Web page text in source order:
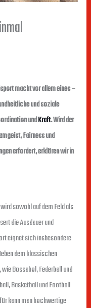
macht vor allem eines –
und soziale
undKraft. Wird der
Fairness und
erfordert, erklären wir in
sowohl auf dem Feld als
die Ausdauer und
eignet sich insbesondere
dem klassischen
Bossabol, Federball und
Basketball und Football
kann man hochwertige